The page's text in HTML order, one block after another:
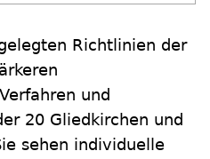
Richtlinien der
und
20 Gliedkirchen und
sehen individuelle